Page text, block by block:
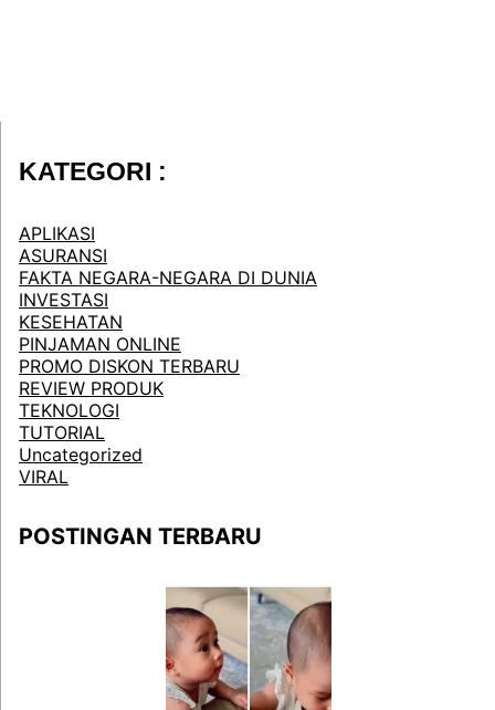
KATEGORI :
APLIKASI
ASURANSI
FAKTA NEGARA-NEGARA DI DUNIA
INVESTASI
KESEHATAN
PINJAMAN ONLINE
PROMO DISKON TERBARU
REVIEW PRODUK
TEKNOLOGI
TUTORIAL
Uncategorized
VIRAL
POSTINGAN TERBARU